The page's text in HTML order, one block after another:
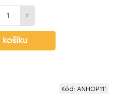
košíku
Kód: ANHOP111